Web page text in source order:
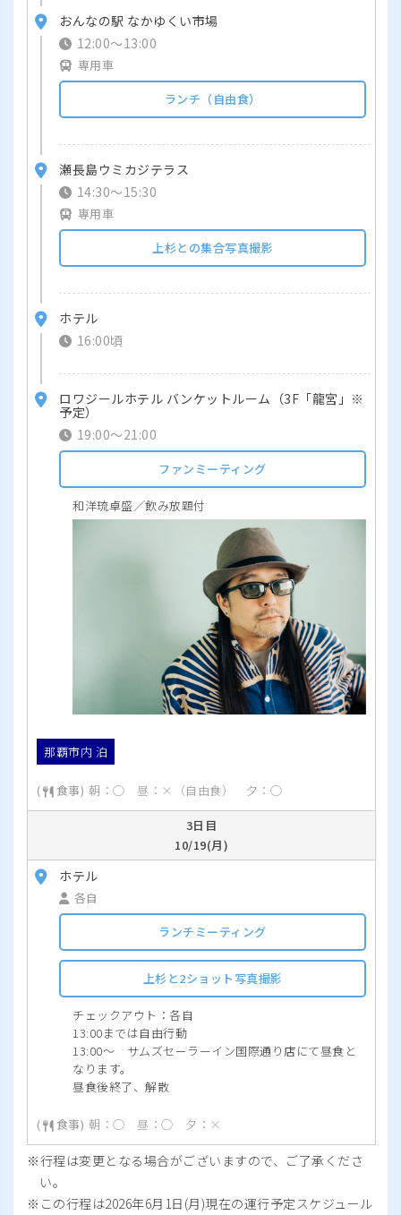
おんなの駅 なかゆくい市場
12:00～13:00
専用車
ランチ（自由食）
瀬長島ウミカジテラス
14:30～15:30
専用車
上杉との集合写真撮影
ホテル
16:00頃
ロワジールホテル バンケットルーム（3F「龍宮」※
予定）
19:00～21:00
ファンミーティング
和洋琉卓盛／飲み放題付
那覇市内 泊
朝：◯ 昼：×（自由食） 夕：◯
3日目
10/19(月)
ホテル
各自
ランチミーティング
上杉と2ショット写真撮影
チェックアウト：各自
13:00までは自由行動
13:00～ サムズセーラーイン国際通り店にて昼食と
なります。
昼食後終了、解散
朝：◯ 昼：◯ 夕：×
行程は変更となる場合がございますので、ご了承くださ
い。
この行程は2026年6月1日(月)現在の運行予定スケジュール